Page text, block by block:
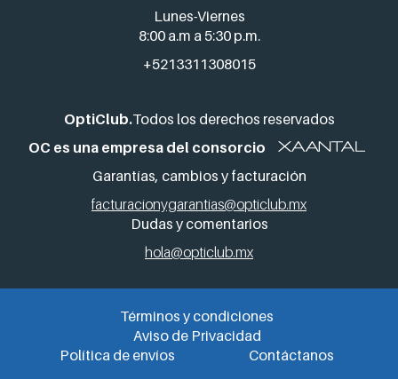
Lunes-Viernes
8:00 a.m a 5:30 p.m.
+5213311308015
OptiClub.Todos los derechos reservados
OC es una empresa del consorcio
Garantías, cambios y facturación
facturacionygarantias@opticlub.mx
Dudas y comentarios
hola@opticlub.mx
Términos y condiciones
Aviso de Privacidad
Política de envíos
Contáctanos